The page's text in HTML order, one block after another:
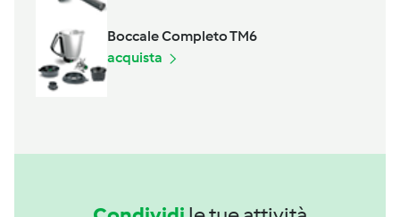
Boccale Completo TM6
acquista